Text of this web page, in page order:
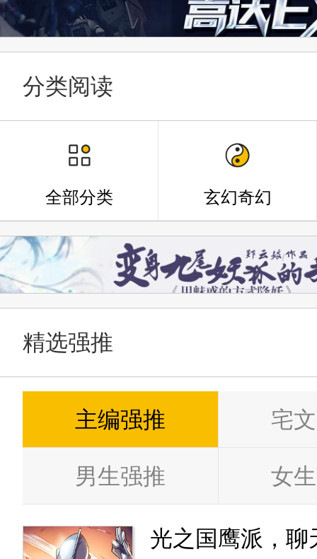
分类阅读
全部分类 玄幻奇幻
精选强推
主编强推 宅
男生强推 女